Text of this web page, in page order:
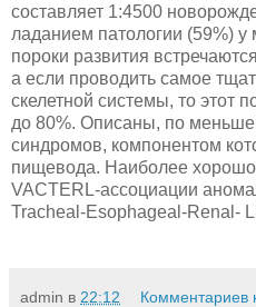
составляет 1:4500
ладанием патологии (59%)
пороки развития
а если проводить самое
скелетной системы, то этот
до 80%. Описаны, по
синдромов, компонентом
пищевода. Наиболее
VACTERL-ассоциации
Tracheal-Esophageal-Renal-
admin в 22:12 Комментариев